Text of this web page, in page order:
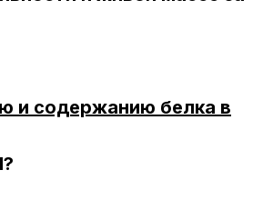
и содержанию белка в